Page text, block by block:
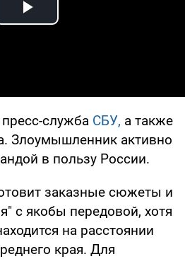
Play Video
служба СБУ, а также
Злоумышленник активно
в пользу России.
заказные сюжеты и
с якобы передовой, хотя
на расстоянии
края. Для